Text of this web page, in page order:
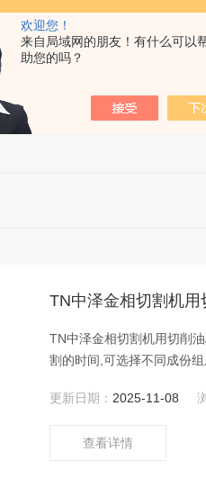
欢迎您！
来自局域网的朋友！有什么可以
助您的吗？
TN中泽金相切割机
TN中泽金相切割机用切削
割的时间,可选择不同成份
更新日期： 2025-11-08
查看详情